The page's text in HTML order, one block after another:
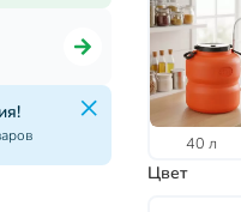
40 л
Цвет